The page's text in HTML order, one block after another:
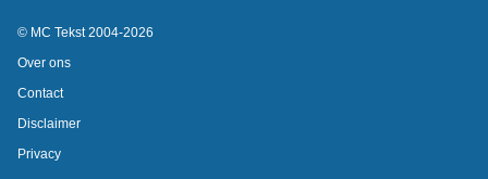
© MC Tekst 2004-2026
Over ons
Contact
Disclaimer
Privacy